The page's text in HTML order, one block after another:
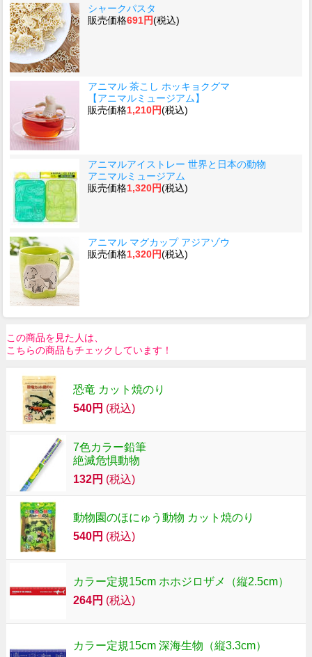
シャークパスタ
販売価格691円(税込)
アニマル 茶こし ホッキョクグマ
【アニマルミュージアム】
販売価格1,210円(税込)
アニマルアイストレー 世界と日本の動物
アニマルミュージアム
販売価格1,320円(税込)
アニマル マグカップ アジアゾウ
販売価格1,320円(税込)
この商品を見た人は、
こちらの商品もチェックしています！
恐竜 カット焼のり
540円 (税込)
7色カラー鉛筆
絶滅危惧動物
132円 (税込)
動物園のほにゅう動物 カット焼のり
540円 (税込)
カラー定規15cm ホホジロザメ（縦2.5cm）
264円 (税込)
カラー定規15cm 深海生物（縦3.3cm）